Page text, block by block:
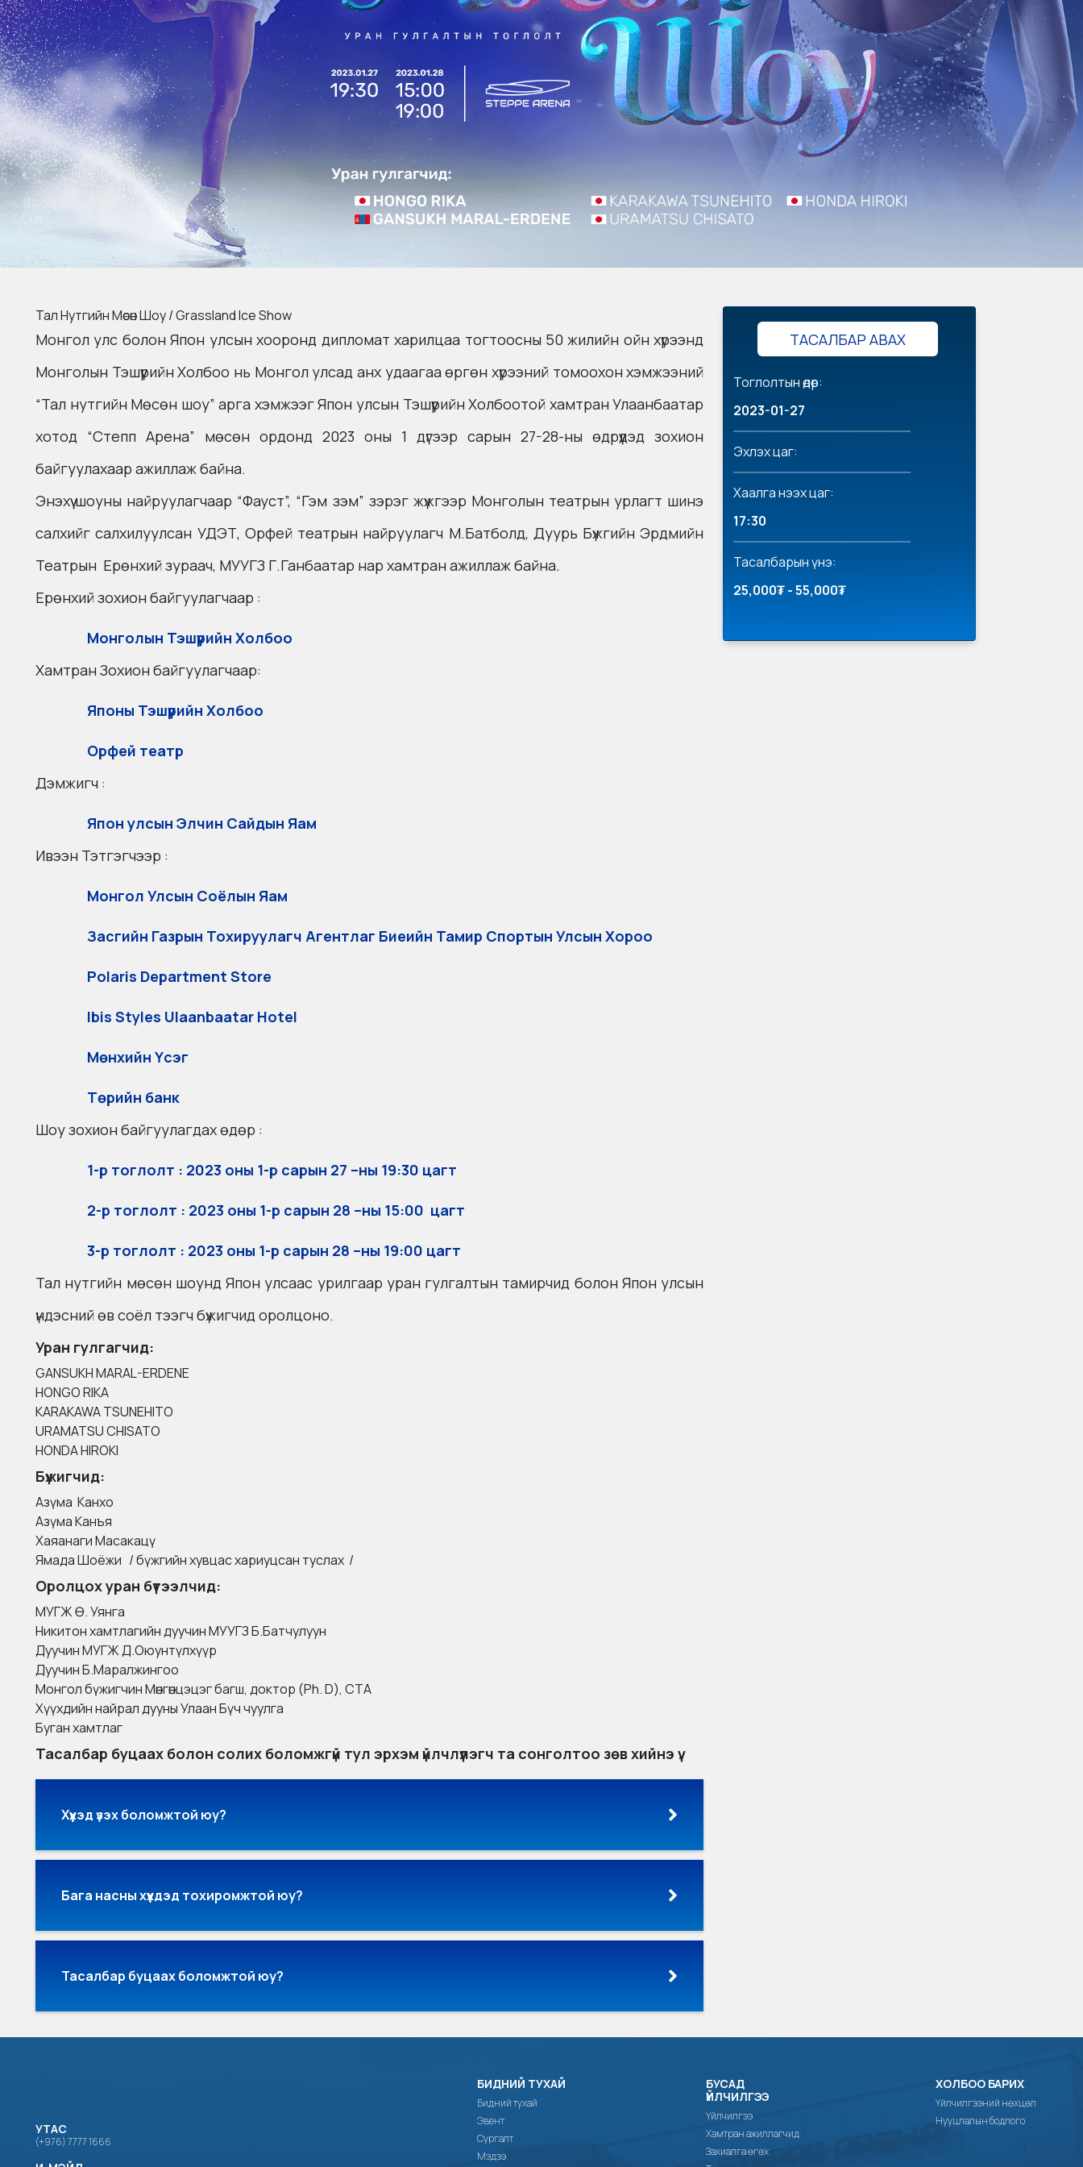
Тал Нутгийн Мөсөн Шоу / Grassland Ice Show
Монгол улс болон Япон улсын хооронд дипломат харилцаа тогтоосны 50 жилийн ойн хүрээнд
Монголын Тэшүүрийн Холбоо нь Монгол улсад анх удаагаа өргөн хүрээний томоохон хэмжээний
“Тал нутгийн Мөсөн шоу” арга хэмжээг Япон улсын Тэшүүрийн Холбоотой хамтран Улаанбаатар
хотод “Степп Арена” мөсөн ордонд 2023 оны 1 дүгээр сарын 27-28-ны өдрүүдэд зохион
байгуулахаар ажиллаж байна.
Энэхүү шоуны найруулагчаар “Фауст”, “Гэм зэм” зэрэг жүжгээр Монголын театрын урлагт шинэ
салхийг салхилуулсан УДЭТ, Орфей театрын найруулагч М.Батболд, Дуурь Бүжгийн Эрдмийн
Театрын Ерөнхий зураач, МУУГЗ Г.Ганбаатар нар хамтран ажиллаж байна.
Ерөнхий зохион байгуулагчаар :
Монголын Тэшүүрийн Холбоо
Хамтран Зохион байгуулагчаар:
Японы Тэшүүрийн Холбоо
Орфей театр
Дэмжигч :
Япон улсын Элчин Сайдын Яам
Ивээн Тэтгэгчээр :
Монгол Улсын Соёлын Яам
Засгийн Газрын Тохируулагч Агентлaг Биеийн Тамир Спортын Улсын Хороо
Polaris Department Store
Ibis Styles Ulaanbaatar Hotel
Мөнхийн Үсэг
Төрийн банк
Шоу зохион байгуулагдах өдөр :
1-р тоглолт : 2023 оны 1-р сарын 27 –ны 19:30 цагт
2-р тоглолт : 2023 оны 1-р сарын 28 –ны 15:00 цагт
3-р тоглолт : 2023 оны 1-р сарын 28 –ны 19:00 цагт
Тал нутгийн мөсөн шоунд Япон улсаас урилгаар уран гулгалтын тамирчид болон Япон улсын
үндэсний өв соёл тээгч бүжигчид оролцоно.
Уран гулгагчид:
GANSUKH MARAL-ERDENE
HONGO RIKA
KARAKAWA TSUNEHITO
URAMATSU CHISATO
HONDA HIROKI
Бүжигчид:
Азүма Канхо
Азүма Канъя
Хаяанаги Масакацү
Ямада Шоёжи / бүжгийн хувцас хариуцсан туслах /
Оролцох уран бүтээлчид:
MУГЖ Ө. Уянга
Никитон хамтлагийн дуучин МУУГЗ Б.Батчулуун
Дуучин МУГЖ Д.Оюунтүлхүүр
Дуучин Б.Маралжингоо
Монгол бүжигчин Мөнгөнцэцэг багш, доктор (Ph. D), СТА
Хүүхдийн найрал дууны Улаан Бүч чуулга
Буган хамтлаг
Тасалбар буцаах болон солих боломжгүй тул эрхэм үйлчлүүлэгч та сонголтоо зөв хийнэ үү.
Хүүхэд үзэх боломжтой юу?
Бага насны хүүхдэд тохиромжтой юу?
Тасалбар буцаах боломжтой юу?
ТАСАЛБАР АВАХ
Тоглолтын өдөр:
2023-01-27
Эхлэх цаг:
Хаалга нээх цаг:
17:30
Тасалбарын үнэ:
25,000₮ - 55,000₮
УТАС
(+976) 7777 1666
БИДНИЙ ТУХАЙ
Бидний тухай
Эвент
Сургалт
Мэдээ
БУСАД
ҮЙЛЧИЛГЭЭ
Үйлчилгээ
Хамтран ажиллагчид
Захиалга өгөх
ХОЛБОО БАРИХ
Үйлчилгээний нөхцөл
Нууцлалын бодлого